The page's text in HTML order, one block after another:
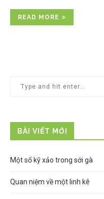
READ MORE
BÀI VIẾT MỚI
Một số kỹ xảo trong sới gà
Quan niệm về một linh kê